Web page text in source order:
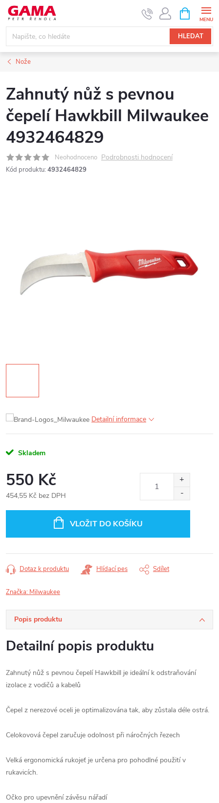
Přejít
obsah
HLEDAT
NÁKUPNÍ
KOŠÍK
Nože
Zahnutý nůž s pevnou
čepelí Hawkbill Milwaukee
4932464829
Neohodnoceno Podrobnosti hodnocení
Kód produktu: 4932464829
Detailní informace
Skladem
550 Kč
454,55 Kč bez DPH
VLOŽIT DO KOŠÍKU
Dotaz k produktu Hlídací pes Sdílet
Značka: Milwaukee
Popis produktu
Detailní popis produktu
Zahnutý nůž s pevnou čepelí Hawkbill je ideální k odstraňování
izolace z vodičů a kabelů
Čepel z nerezové oceli je optimalizována tak, aby zůstala déle ostrá.
Celokovová čepel zaručuje odolnost při náročných řezech
Velká ergonomická rukojeť je určena pro pohodlné použití v
rukavicích.
Očko pro upevnění závěsu nářadí